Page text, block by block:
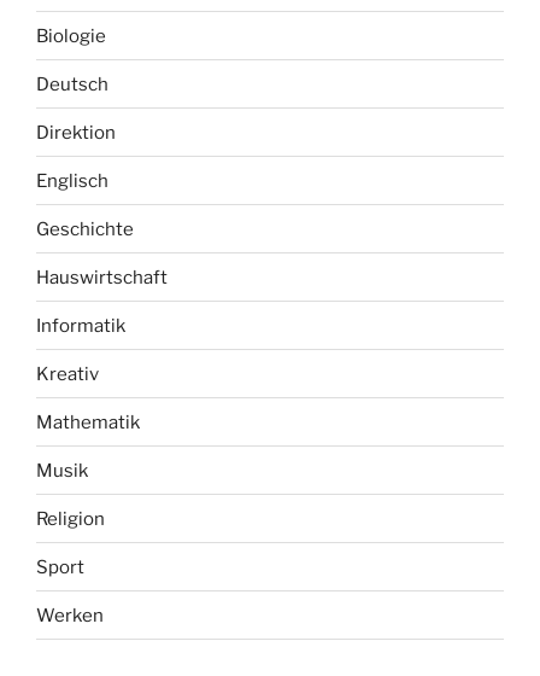
Biologie
Deutsch
Direktion
Englisch
Geschichte
Hauswirtschaft
Informatik
Kreativ
Mathematik
Musik
Religion
Sport
Werken